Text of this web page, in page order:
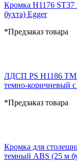
Кромка H1176
бухта) Egger
*Предзаказ товара
ЛДСП PS H1186
темно-коричневый
*Предзаказ товара
Кромка для
темный ABS (25 м